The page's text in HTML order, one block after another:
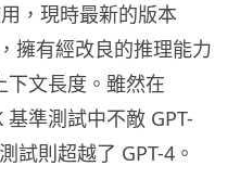
，現時最新的版本
擁有經改良的推理能力
文長度。雖然在
準測試中不敵 GPT-
試則超越了 GPT-4。